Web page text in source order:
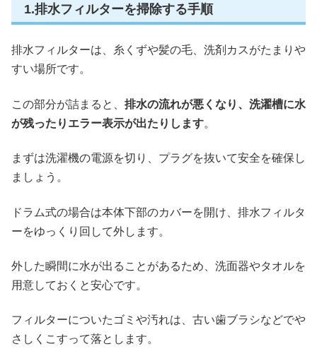
1.排水フィルターを掃除する手順
排水フィルターは、糸くずや髪の毛、洗剤カスがたまりや
すい場所です。
この部分が詰まると、 排水の流れが悪くなり、洗濯槽に水
が残ったりエラー表示が出たりします。
まずは洗濯機の電源を切り、プラグを抜いて安全を確保し
ましょう。
ドラム式の場合は本体下部のカバーを開け、排水フィルタ
ーをゆっくり回して外します。
外した瞬間に水が出ることがあるため、洗面器やタオルを
用意しておくと安心です。
フィルターについたゴミや汚れは、古い歯ブラシなどでや
さしくこすって落とします。